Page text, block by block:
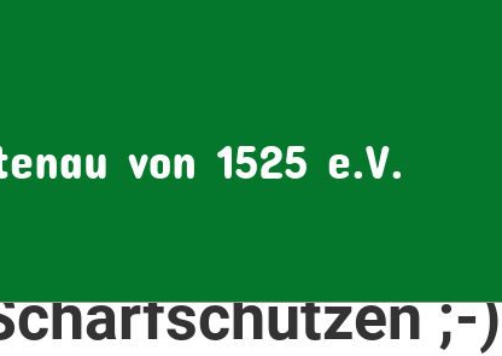
von 1525 e.V.
;-)